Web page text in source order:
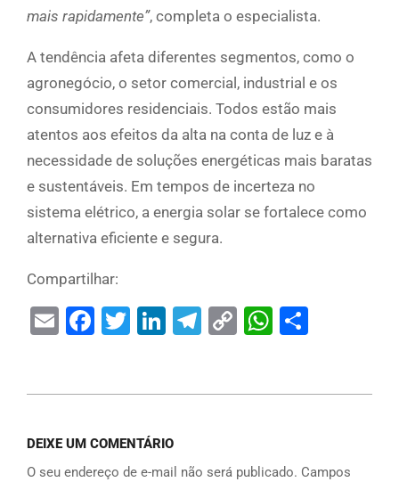
mais rapidamente”, completa o especialista.
A tendência afeta diferentes segmentos, como o
agronegócio, o setor comercial, industrial e os
consumidores residenciais. Todos estão mais
atentos aos efeitos da alta na conta de luz e à
necessidade de soluções energéticas mais baratas
e sustentáveis. Em tempos de incerteza no
sistema elétrico, a energia solar se fortalece como
alternativa eficiente e segura.
Compartilhar:
EmailFacebook
Twitter
LinkedIn
Telegram
Copy
DEIXE UM COMENTÁRIO
O seu endereço de e-mail não será publicado. Campos